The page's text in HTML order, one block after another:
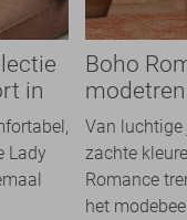
in
Lady
Boho
overal
Van luchtige
zachte
Romance
het